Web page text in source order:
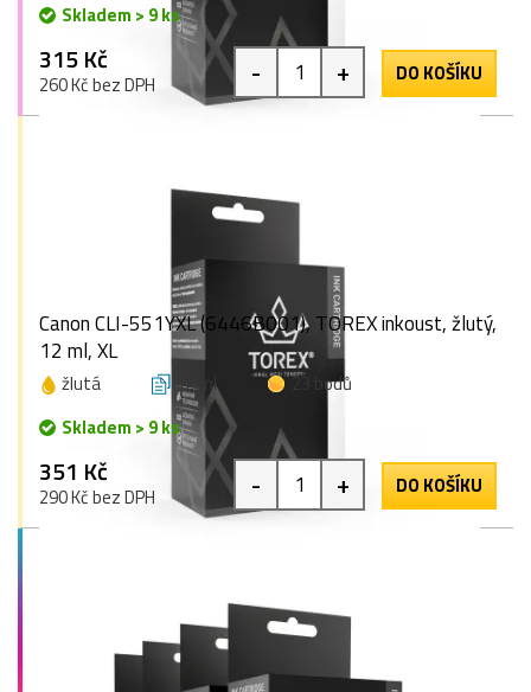
Skladem > 9 ks
315 Kč
260 Kč bez DPH - + DO KOŠÍKU
Canon CLI-551YXL (6446B001), TOREX inkoust, žlutý,
12 ml, XL
žlutá 12 ml
23 bodů
Skladem > 9 ks
351 Kč
290 Kč bez DPH - + DO KOŠÍKU